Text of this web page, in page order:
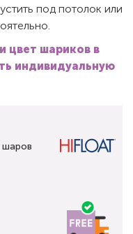
под потолок или
цвет шариков в
индивидуальную
шаров